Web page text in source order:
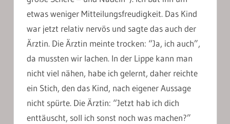
etwas weniger Mitteilungsfreudigkeit. Das Kind
war jetzt relativ nervös und sagte das auch der
Ärztin. Die Ärztin meinte trocken: “Ja, ich auch”,
da mussten wir lachen. In der Lippe kann man
nicht viel nähen, habe ich gelernt, daher reichte
ein Stich, den das Kind, nach eigener Aussage
nicht spürte. Die Ärztin: “Jetzt hab ich dich
enttäuscht, soll ich sonst noch was machen?”